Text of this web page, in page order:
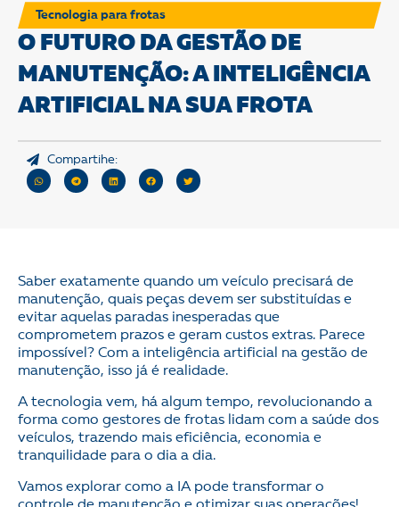
Tecnologia para frotas
O FUTURO DA GESTÃO DE
MANUTENÇÃO: A INTELIGÊNCIA
ARTIFICIAL NA SUA FROTA
Compartihe:
Saber exatamente quando um veículo precisará de
manutenção, quais peças devem ser substituídas e
evitar aquelas paradas inesperadas que
comprometem prazos e geram custos extras. Parece
impossível? Com a inteligência artificial na gestão de
manutenção, isso já é realidade.
A tecnologia vem, há algum tempo, revolucionando a
forma como gestores de frotas lidam com a saúde dos
veículos, trazendo mais eficiência, economia e
tranquilidade para o dia a dia.
Vamos explorar como a IA pode transformar o